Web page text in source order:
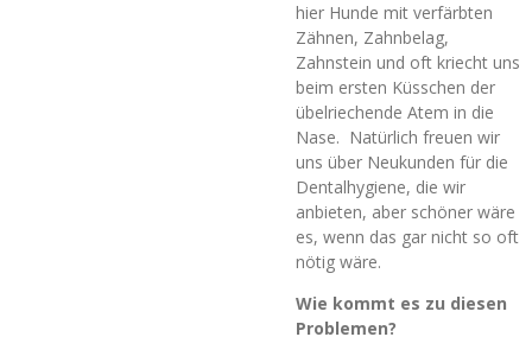
hier Hunde mit verfärbten
Zähnen, Zahnbelag,
Zahnstein und oft kriecht uns
beim ersten Küsschen der
übelriechende Atem in die
Nase. Natürlich freuen wir
uns über Neukunden für die
Dentalhygiene, die wir
anbieten, aber schöner wäre
es, wenn das gar nicht so oft
nötig wäre.
Wie kommt es zu diesen
Problemen?